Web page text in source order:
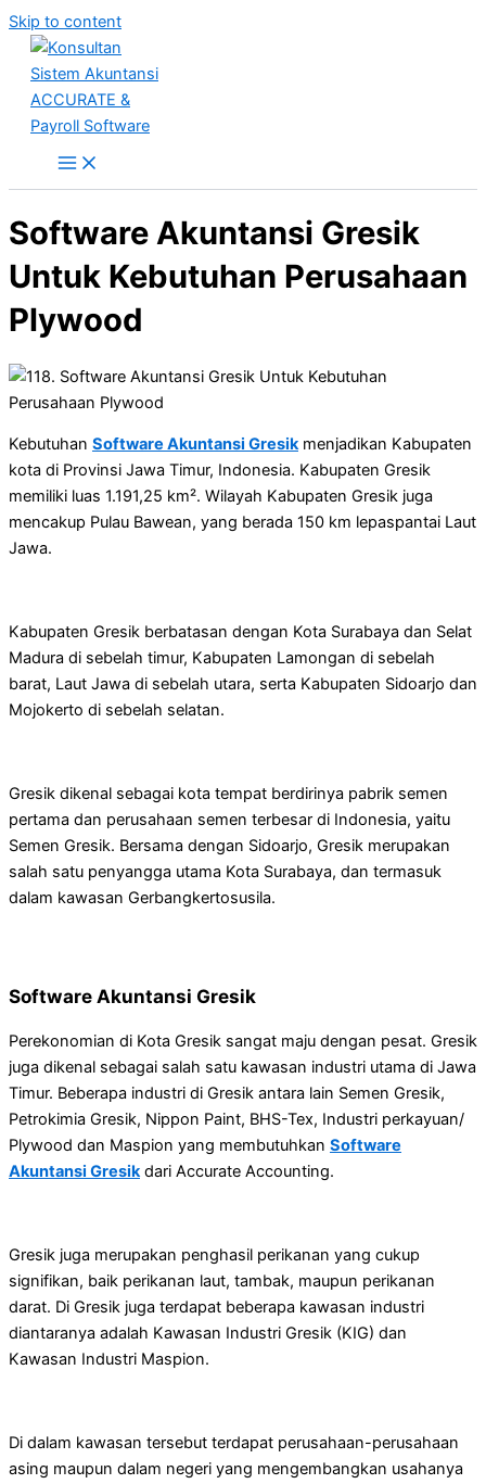
Skip to content
Software Akuntansi Gresik
Untuk Kebutuhan Perusahaan
Plywood
Kebutuhan Software Akuntansi Gresikmenjadikan Kabupaten
kota di Provinsi Jawa Timur, Indonesia. Kabupaten Gresik
memiliki luas 1.191,25 km². Wilayah Kabupaten Gresik juga
mencakup Pulau Bawean, yang berada 150 km lepaspantai Laut
Jawa.
Kabupaten Gresik berbatasan dengan Kota Surabaya dan Selat
Madura di sebelah timur, Kabupaten Lamongan di sebelah
barat, Laut Jawa di sebelah utara, serta Kabupaten Sidoarjo dan
Mojokerto di sebelah selatan.
Gresik dikenal sebagai kota tempat berdirinya pabrik semen
pertama dan perusahaan semen terbesar di Indonesia, yaitu
Semen Gresik. Bersama dengan Sidoarjo, Gresik merupakan
salah satu penyangga utama Kota Surabaya, dan termasuk
dalam kawasan Gerbangkertosusila.
Software Akuntansi Gresik
Perekonomian di Kota Gresik sangat maju dengan pesat. Gresik
juga dikenal sebagai salah satu kawasan industri utama di Jawa
Timur. Beberapa industri di Gresik antara lain Semen Gresik,
Petrokimia Gresik, Nippon Paint, BHS-Tex, Industri perkayuan/
Plywood dan Maspion yang membutuhkan Software
Akuntansi Gresikdari Accurate Accounting.
Gresik juga merupakan penghasil perikanan yang cukup
signifikan, baik perikanan laut, tambak, maupun perikanan
darat. Di Gresik juga terdapat beberapa kawasan industri
diantaranya adalah Kawasan Industri Gresik (KIG) dan
Kawasan Industri Maspion.
Di dalam kawasan tersebut terdapat perusahaan-perusahaan
asing maupun dalam negeri yang mengembangkan usahanya